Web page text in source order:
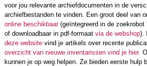
voor jou relevante archiefdocumenten in de
archiefbestanden te vinden. Een groot deel van
online beschikbaar(geïntegreerd in de zoekrobot '
of downloadbaar in pdf-formaat via de webshop).
deze websitevind je artikels over recente
overzicht van nieuwe inventarissen vind je hier.
kunnen je op weg helpen. Ze bieden eerste hulp